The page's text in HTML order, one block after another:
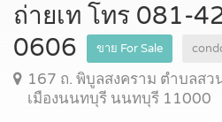
ถ่ายเท โทร 081-
0606
ขาย For Sale
167 ถ. พิบูลสงคราม ตำบลสว
เมืองนนทบุรี นนทบุรี 11000